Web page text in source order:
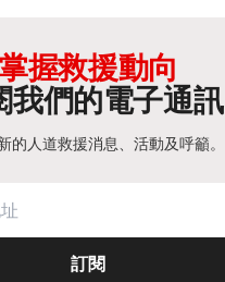
握救援動向
我們的電子通訊
的人道救援消息、活動及呼籲。
訂閱